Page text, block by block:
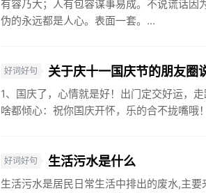
有容乃大；人有包容谋事易成。不说谎话因
伪的永远都是人心。表面一套。...
好词好句 关于庆十一国庆节的朋友圈
1、国庆了，心情就是好！出门定交好运，
啥都倾心：祝你国庆开怀，乐的合不拢嘴哦
好词好句 生活污水是什么
生活污水是居民日常生活中排出的废水,主